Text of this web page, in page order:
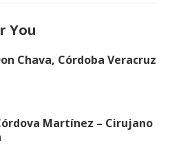
You
Chava, Córdoba Veracruz
Martínez – Cirujano